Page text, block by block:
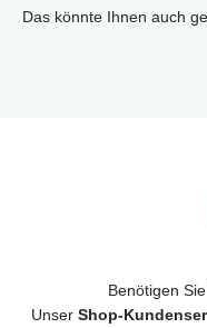
Das könnte Ihnen auch
Benötigen
Unser Shop-